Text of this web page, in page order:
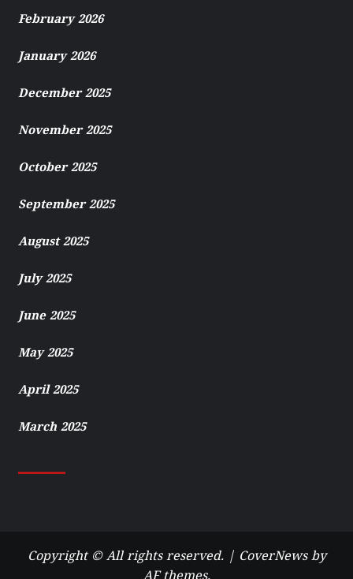
February 2026
January 2026
December 2025
November 2025
October 2025
September 2025
August 2025
July 2025
June 2025
May 2025
April 2025
March 2025
Copyright © All rights reserved. | CoverNewsby